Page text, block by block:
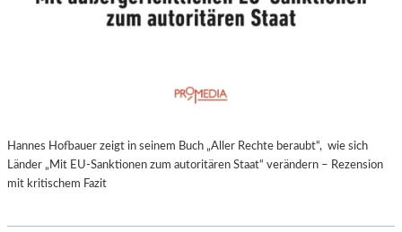
Hannes Hofbauer zeigt in seinem Buch „Aller Rechte beraubt“, wie sich
Länder „Mit EU-Sanktionen zum autoritären Staat“ verändern – Rezension
mit kritischem Fazit